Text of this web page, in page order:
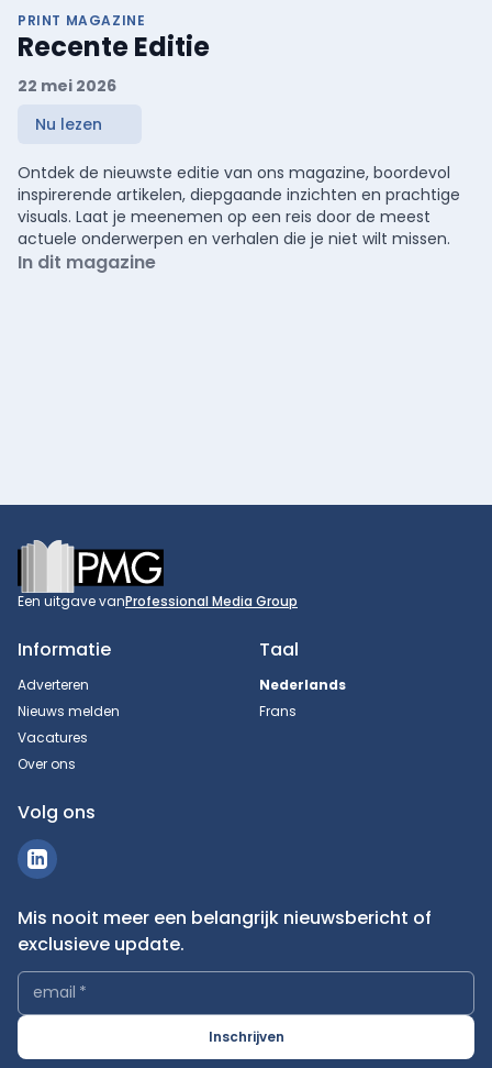
PRINT MAGAZINE
Recente Editie
22 mei 2026
Nu lezen
Ontdek de nieuwste editie van ons magazine, boordevol
inspirerende artikelen, diepgaande inzichten en prachtige
visuals. Laat je meenemen op een reis door de meest
actuele onderwerpen en verhalen die je niet wilt missen.
In dit magazine
Footer
Een uitgave vanProfessional Media Group
Informatie
Adverteren
Nieuws melden
Vacatures
Over ons
Taal
Nederlands
Frans
Volg ons
Mis nooit meer een belangrijk nieuwsbericht of
exclusieve update.
email *
Inschrijven